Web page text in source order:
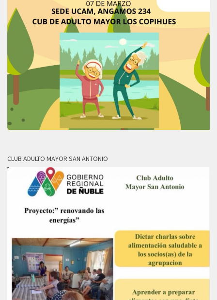
CLUB ADULTO MAYOR SAN ANTONIO